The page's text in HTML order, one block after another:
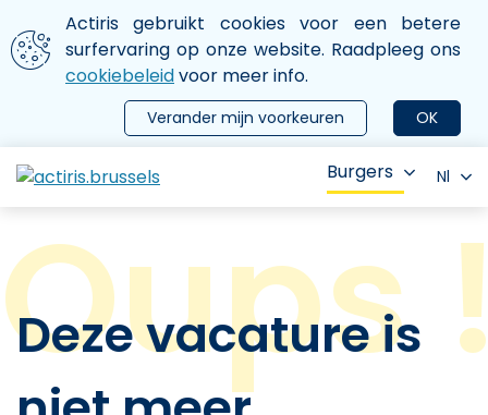
Aller au contenu principal
We gebruiken cookies
Actiris gebruikt cookies voor een betere
surfervaring op onze website. Raadpleeg ons
cookiebeleidvoor meer info.
OK
Verander mijn voorkeuren
le menu
Burgers Nl
Deze vacature is